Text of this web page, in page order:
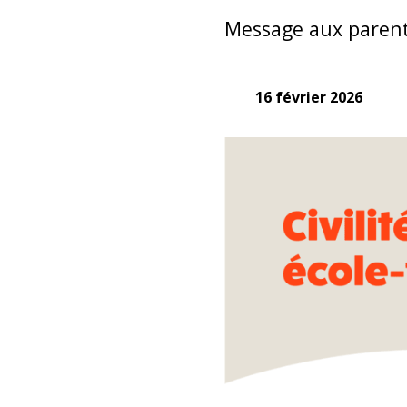
Message aux
16 février 2026